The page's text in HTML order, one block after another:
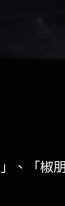
、「椒